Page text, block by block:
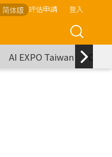
简体版 評估申請 登入
AI EXPO Taiwan